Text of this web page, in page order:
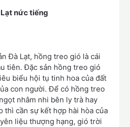
nức tiếng
Đà Lạt, hồng treo gió là cái
tiên. Đặc sản hồng treo gió
biểu hội tụ tinh hoa của đất
con người. Để có hồng treo
nhâm nhi bên ly trà hay
thì cần sự kết hợp hài hòa của
liệu thượng hạng, gió trời